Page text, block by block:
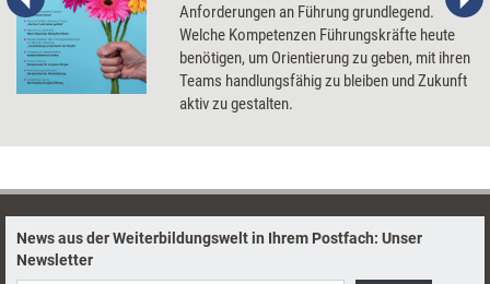
Anforderungen an Führung grundlegend.
Welche Kompetenzen Führungskräfte heute
benötigen, um Orientierung zu geben, mit ihren
Teams handlungsfähig zu bleiben und Zukunft
aktiv zu gestalten.
News aus der Weiterbildungswelt in Ihrem Postfach: Unser
Newsletter